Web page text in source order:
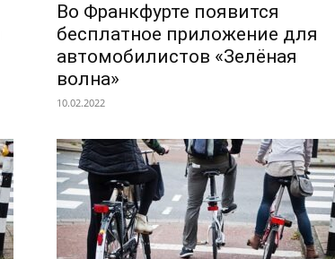
Во Франкфурте появится
бесплатное приложение для
автомобилистов «Зелёная
волна»
10.02.2022